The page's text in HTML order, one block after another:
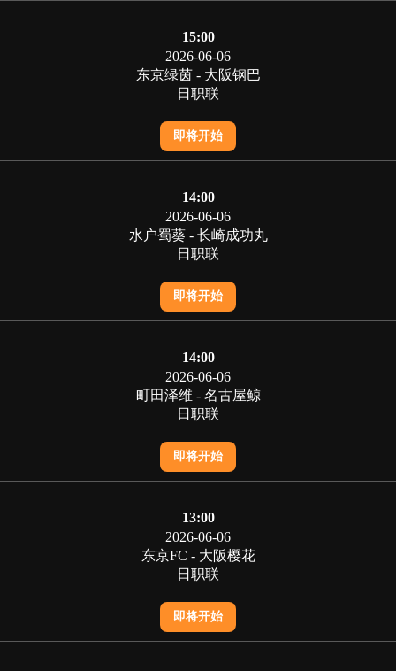
15:00
2026-06-06
东京绿茵 - 大阪钢巴
日职联
即将开始
14:00
2026-06-06
水户蜀葵 - 长崎成功丸
日职联
即将开始
14:00
2026-06-06
町田泽维 - 名古屋鲸
日职联
即将开始
13:00
2026-06-06
东京FC - 大阪樱花
日职联
即将开始